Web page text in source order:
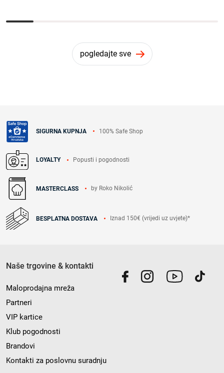
pogledajte sve
SIGURNA KUPNJA 100% Safe Shop
LOYALTY Popusti i pogodnosti
MASTERCLASS by Roko Nikolić
BESPLATNA DOSTAVA Iznad 150€ (vrijedi uz uvjete)*
Naše trgovine & kontakti
Maloprodajna mreža
Partneri
VIP kartice
Klub pogodnosti
Brandovi
Kontakti za poslovnu suradnju